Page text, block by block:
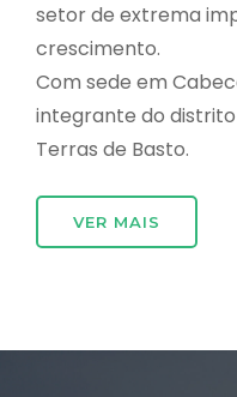
setor de extrema
crescimento.
Com sede em
integrante do distrito
Terras de Basto.
VER MAIS